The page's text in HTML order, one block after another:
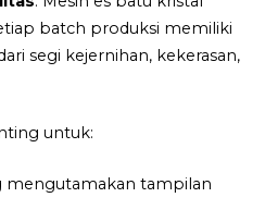
batch produksi memiliki
segi kejernihan, kekerasan,
untuk:
mengutamakan tampilan